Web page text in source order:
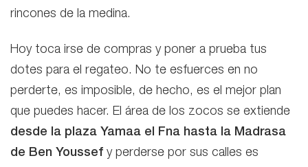
rincones de la medina.
Hoy toca irse de compras y poner a prueba tus
dotes para el regateo. No te esfuerces en no
perderte, es imposible, de hecho, es el mejor plan
que puedes hacer. El área de los zocos se extiende
desde la plaza Yamaa el Fna hasta la Madrasa
de Ben Youssef y perderse por sus calles es